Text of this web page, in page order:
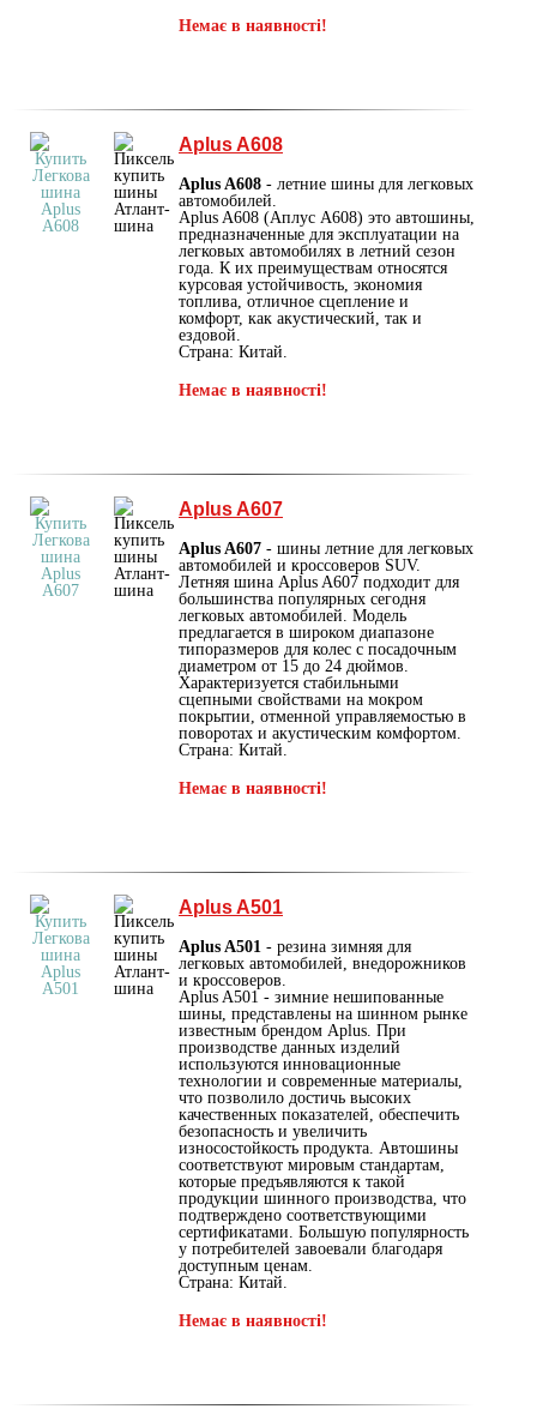
Немає в наявності!
Aplus A608
Aplus A608 - летние шины для легковых
автомобилей.
Aplus A608 (Аплус А608) это автошины,
предназначенные для эксплуатации на
легковых автомобилях в летний сезон
года. К их преимуществам относятся
курсовая устойчивость, экономия
топлива, отличное сцепление и
комфорт, как акустический, так и
ездовой.
Страна: Китай.
Немає в наявності!
Aplus A607
Aplus A607 - шины летние для легковых
автомобилей и кроссоверов SUV.
Летняя шина Aplus A607 подходит для
большинства популярных сегодня
легковых автомобилей. Модель
предлагается в широком диапазоне
типоразмеров для колес с посадочным
диаметром от 15 до 24 дюймов.
Характеризуется стабильными
сцепными свойствами на мокром
покрытии, отменной управляемостью в
поворотах и акустическим комфортом.
Страна: Китай.
Немає в наявності!
Aplus A501
Aplus A501 - резина зимняя для
легковых автомобилей, внедорожников
и кроссоверов.
Aplus A501 - зимние нешипованные
шины, представлены на шинном рынке
известным брендом Aplus. При
производстве данных изделий
используются инновационные
технологии и современные материалы,
что позволило достичь высоких
качественных показателей, обеспечить
безопасность и увеличить
износостойкость продукта. Автошины
соответствуют мировым стандартам,
которые предъявляются к такой
продукции шинного производства, что
подтверждено соответствующими
сертификатами. Большую популярность
у потребителей завоевали благодаря
доступным ценам.
Страна: Китай.
Немає в наявності!